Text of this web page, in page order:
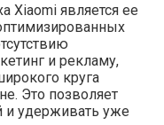
Xiaomi является ее
и рекламу,
круга
Это позволяет
и удерживать уже